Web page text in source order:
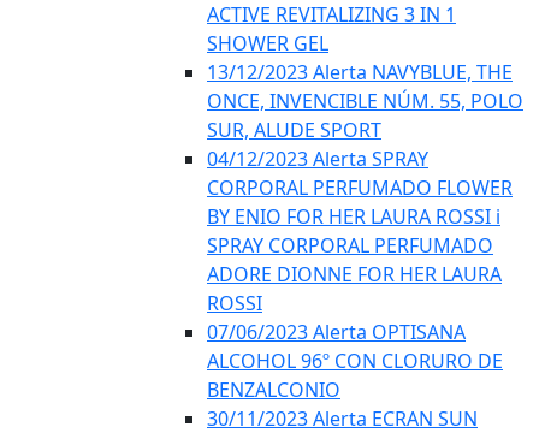
ACTIVE REVITALIZING 3 IN 1
SHOWER GEL
13/12/2023 Alerta NAVYBLUE, THE
ONCE, INVENCIBLE NÚM. 55, POLO
SUR, ALUDE SPORT
04/12/2023 Alerta SPRAY
CORPORAL PERFUMADO FLOWER
BY ENIO FOR HER LAURA ROSSI i
SPRAY CORPORAL PERFUMADO
ADORE DIONNE FOR HER LAURA
ROSSI
07/06/2023 Alerta OPTISANA
ALCOHOL 96º CON CLORURO DE
BENZALCONIO
30/11/2023 Alerta ECRAN SUN